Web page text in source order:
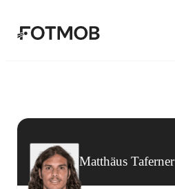
Matthäus Taferner